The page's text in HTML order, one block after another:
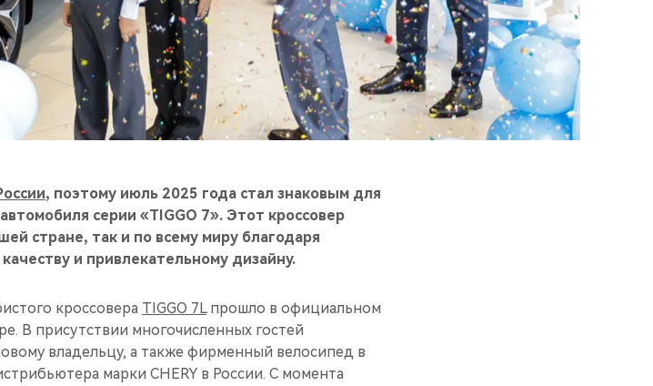
, поэтому июль 2025 года стал знаковым для
серии «TIGGO 7». Этот кроссовер
стране, так и по всему миру благодаря
и привлекательному дизайну.
кроссовера TIGGO 7Lпрошло в официальном
В присутствии многочисленных гостей
владельцу, а также фирменный велосипед в
марки CHERY в России. С момента